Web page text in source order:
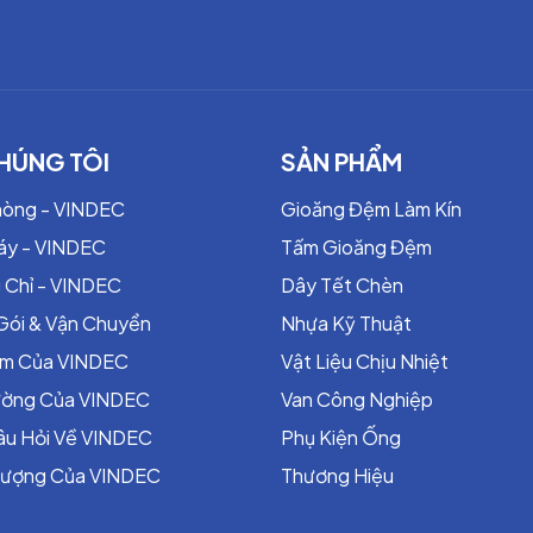
/ Ren
(mặt bích), 0–80°C (nối ren)
hơi, hóa chất nhẹ, nước biển
– BS PN10/PN16 – ANSI 150
Quốc, Hàn, Nhật, Malaysia…
nối mềm cao su
cao.
TÔI
- VINDEC
- VINDEC
- VINDEC
& Vận Chuyển
Của VINDEC
Của VINDEC
Hỏi Về VINDEC
Của VINDEC
SẢN PHẨM
Gioăng Đệm Làm Kín
Tấm Gioăng Đệm
Dây Tết Chèn
Nhựa Kỹ Thuật
Vật Liệu Chịu Nhiệt
Van Công Nghiệp
Phụ Kiện Ống
Thương Hiệu